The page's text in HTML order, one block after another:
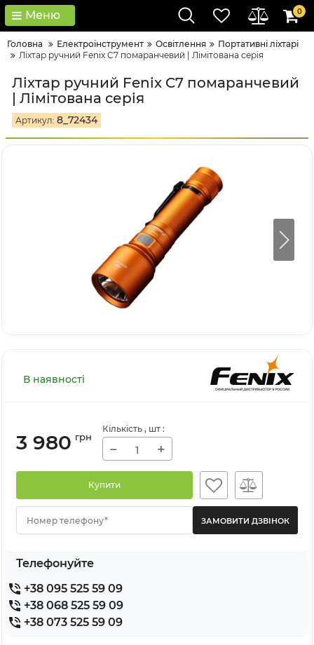
Меню 0
Головна Електроінструмент Освітлення
Портативні ліхтарі
Ліхтар ручний Fenix C7 помаранчевий | Лімітована серія
Ліхтар ручний Fenix C7 помаранчевий
| Лімітована серія
Артикул: 8_72434
В наявності
3 980 грн
Кількість , шт :
− +
Купити
Номер телефону*
Телефонуйте
+38 095 525 59 09
+38 068 525 59 09
+38 073 525 59 09